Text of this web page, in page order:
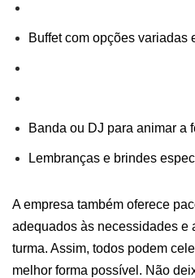
Buffet com opções variadas
Banda ou DJ para animar a
Lembranças e brindes
A empresa também oferece
adequados às necessidades e
turma. Assim, todos podem
melhor forma possível. Não